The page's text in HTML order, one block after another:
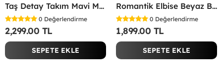
Taş Detay Takım Mavi Mavi
0 Değerlendirme
2,299.00 TL
SEPETE EKLE
Romantik Elbise Beyaz Beyaz
0 Değerlendirme
1,899.00 TL
SEPETE EKLE